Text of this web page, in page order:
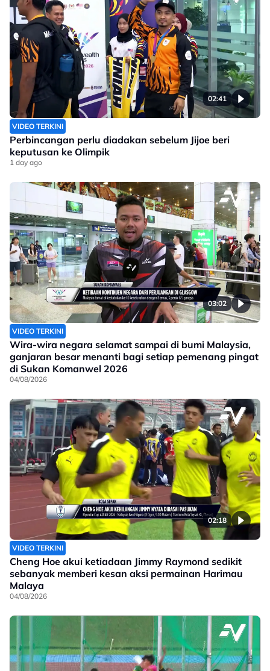
02:41
VIDEO TERKINI
Perbincangan perlu diadakan sebelum Jijoe beri
keputusan ke Olimpik
1 day ago
03:02
VIDEO TERKINI
Wira-wira negara selamat sampai di bumi Malaysia,
ganjaran besar menanti bagi setiap pemenang pingat
di Sukan Komanwel 2026
04/08/2026
02:18
VIDEO TERKINI
Cheng Hoe akui ketiadaan Jimmy Raymond sedikit
sebanyak memberi kesan aksi permainan Harimau
Malaya
04/08/2026